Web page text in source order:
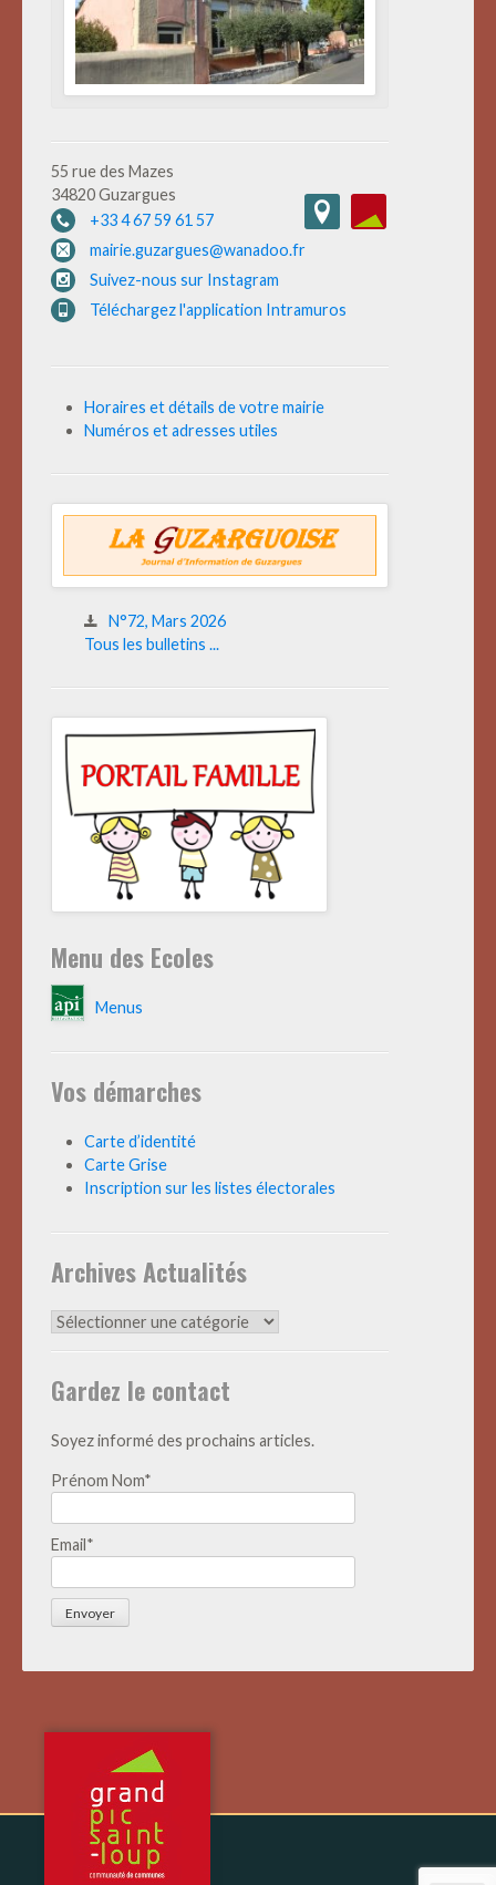
55 rue des Mazes
34820 Guzargues
+33 4 67 59 61 57
mairie.guzargues@wanadoo.fr
Suivez-nous sur Instagram
Téléchargez l'application Intramuros
Horaires et détails de votre mairie
Numéros et adresses utiles
N°72, Mars 2026
Tous les bulletins ...
Menu des Ecoles
Menus
Vos démarches
Carte d’identité
Carte Grise
Inscription sur les listes électorales
Archives Actualités
Archives
Gardez le contact
Soyez informé des prochains articles.
Prénom Nom*
Email*